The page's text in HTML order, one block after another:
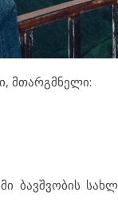
მთარგმნელი:
ბავშვობის